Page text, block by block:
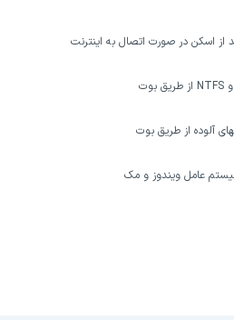
از اسکن در صورت اتصال به اینترنت
و NTFS از طریق بوت
آلوده از طریق بوت
عامل ویندوز و مک